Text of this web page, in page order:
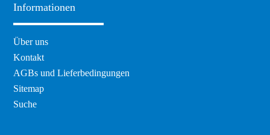
Informationen
Navigation
überspringen
Über uns
Kontakt
AGBs und Lieferbedingungen
Sitemap
Suche